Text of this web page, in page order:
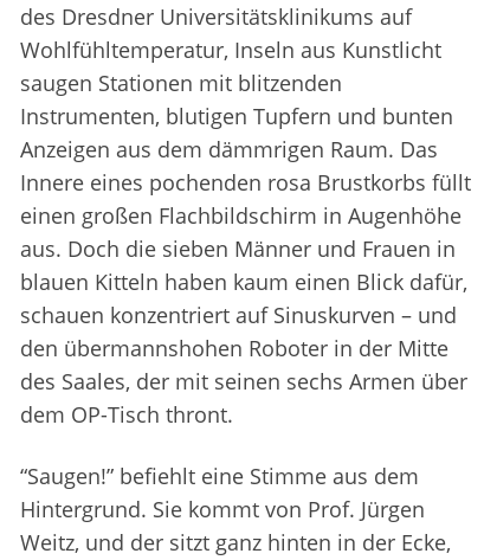
des Dresdner Universitätsklinikums auf
Wohlfühltemperatur, Inseln aus Kunstlicht
saugen Stationen mit blitzenden
Instrumenten, blutigen Tupfern und bunten
Anzeigen aus dem dämmrigen Raum. Das
Innere eines pochenden rosa Brustkorbs füllt
einen großen Flachbildschirm in Augenhöhe
aus. Doch die sieben Männer und Frauen in
blauen Kitteln haben kaum einen Blick dafür,
schauen konzentriert auf Sinuskurven – und
den übermannshohen Roboter in der Mitte
des Saales, der mit seinen sechs Armen über
dem OP-Tisch thront.
“Saugen!” befiehlt eine Stimme aus dem
Hintergrund. Sie kommt von Prof. Jürgen
Weitz, und der sitzt ganz hinten in der Ecke,